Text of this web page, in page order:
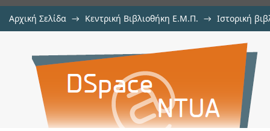
Αρχική Σελίδα → Κεντρική Βιβλιοθήκη Ε.Μ.Π. → Ιστορική